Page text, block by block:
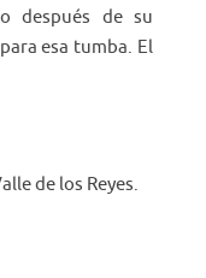
después de su
esa tumba. El
de los Reyes.